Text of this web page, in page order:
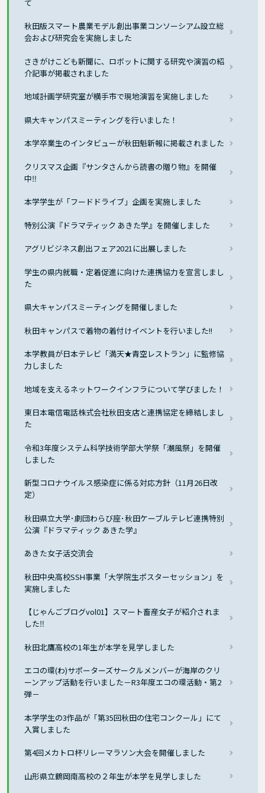
て
秋田版スマート農業モデル創出事業コンソーシアム設立総
会および研究会を実施しました
さきがけこども新聞に、ロボットに関する研究や演習の紹
介記事が掲載されました
地域計画学研究室が横手市で現地演習を実施しました
県大キャンパスミーティングを行いました！
本学卒業生のインタビューが秋田魁新報に掲載されました
クリスマス企画『サンタさんから読書の贈り物』を開催
中‼
本学学生が「フードドライブ」企画を実施しました
特別公演『ドラマティック あきた学』を開催しました
アグリビジネス創出フェア2021に出展しました
学生の県内就職・定着促進に向けた連携協力を宣言しまし
た
県大キャンパスミーティングを開催しました
秋田キャンパスで着物の着付けイベントを行いました!!
本学教員が日本テレビ「満天★青空レストラン」に監修協
力しました
地域を支えるネットワークインフラについて学びました！
東日本電信電話株式会社秋田支店と連携協定を締結しまし
た
令和3年度システム科学技術学部大学祭「潮風祭」を開催
しました
新型コロナウイルス感染症に係る対応方針（11月26日改
定）
秋田県立大学･劇団わらび座･秋田ケーブルテレビ連携特別
公演『ドラマティック あきた学』
あきた女子活交流会
秋田中央高校SSH事業「大学院生ポスターセッション」を
実施しました
【じゃんごブログvol01】スマート畜産女子が紹介されま
した‼
秋田北鷹高校の1年生が本学を見学しました
エコの環(わ)サポーターズサークルメンバーが海岸のクリ
ーンアップ活動を行いました－R3年度エコの環活動・第2
弾－
本学学生の3作品が「第35回秋田の住宅コンクール」にて
入賞しました
第4回メカトロ杯リレーマラソン大会を開催しました
山形県立鶴岡南高校の２年生が本学を見学しました